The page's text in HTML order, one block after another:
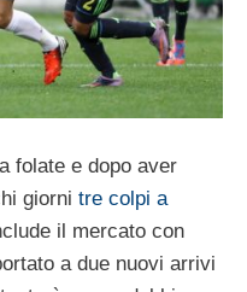
folate e dopo aver
giorni tre colpi a
il mercato con
a due nuovi arrivi